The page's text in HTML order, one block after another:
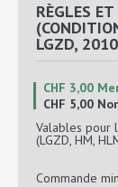
RÈGLES
LGZD, 2010
CHF 3,00
CHF 5,00
Valables pour
(LGZD, HM,
Commande